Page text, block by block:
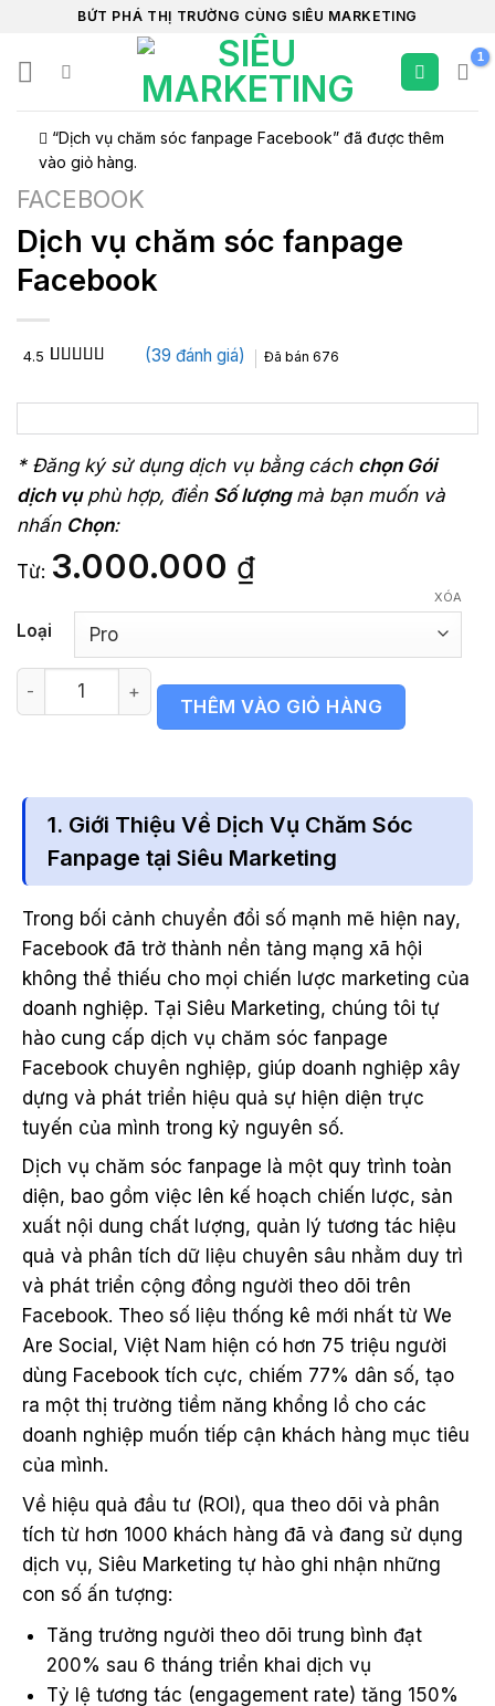
BỨT PHÁ THỊ TRƯỜNG CÙNG SIÊU MARKETING
“Dịch vụ chăm sóc fanpage Facebook” đã được thêm
vào giỏ hàng.
FACEBOOK
Dịch vụ chăm sóc fanpage
Facebook
4.5
đánh giá
(39 đánh giá) Đã bán 676
* Đăng ký sử dụng dịch vụ bằng cách chọn Gói
dịch vụphù hợp, điền Số lượng mà bạn muốn và
nhấn Chọn:
Từ: 3.000.000 ₫
Loại
XÓA
Dịch vụ chăm sóc fanpage Facebook số lượng
THÊM VÀO GIỎ HÀNG
1. Giới Thiệu Về Dịch Vụ Chăm Sóc
Fanpage tại Siêu Marketing
Trong bối cảnh chuyển đổi số mạnh mẽ hiện nay,
Facebook đã trở thành nền tảng mạng xã hội
không thể thiếu cho mọi chiến lược marketing của
doanh nghiệp. Tại Siêu Marketing, chúng tôi tự
hào cung cấp dịch vụ chăm sóc fanpage
Facebook chuyên nghiệp, giúp doanh nghiệp xây
dựng và phát triển hiệu quả sự hiện diện trực
tuyến của mình trong kỷ nguyên số.
Dịch vụ chăm sóc fanpage là một quy trình toàn
diện, bao gồm việc lên kế hoạch chiến lược, sản
xuất nội dung chất lượng, quản lý tương tác hiệu
quả và phân tích dữ liệu chuyên sâu nhằm duy trì
và phát triển cộng đồng người theo dõi trên
Facebook. Theo số liệu thống kê mới nhất từ We
Are Social, Việt Nam hiện có hơn 75 triệu người
dùng Facebook tích cực, chiếm 77% dân số, tạo
ra một thị trường tiềm năng khổng lồ cho các
doanh nghiệp muốn tiếp cận khách hàng mục tiêu
của mình.
Về hiệu quả đầu tư (ROI), qua theo dõi và phân
tích từ hơn 1000 khách hàng đã và đang sử dụng
dịch vụ, Siêu Marketing tự hào ghi nhận những
con số ấn tượng:
Tăng trưởng người theo dõi trung bình đạt
200% sau 6 tháng triển khai dịch vụ
Tỷ lệ tương tác (engagement rate) tăng 150%